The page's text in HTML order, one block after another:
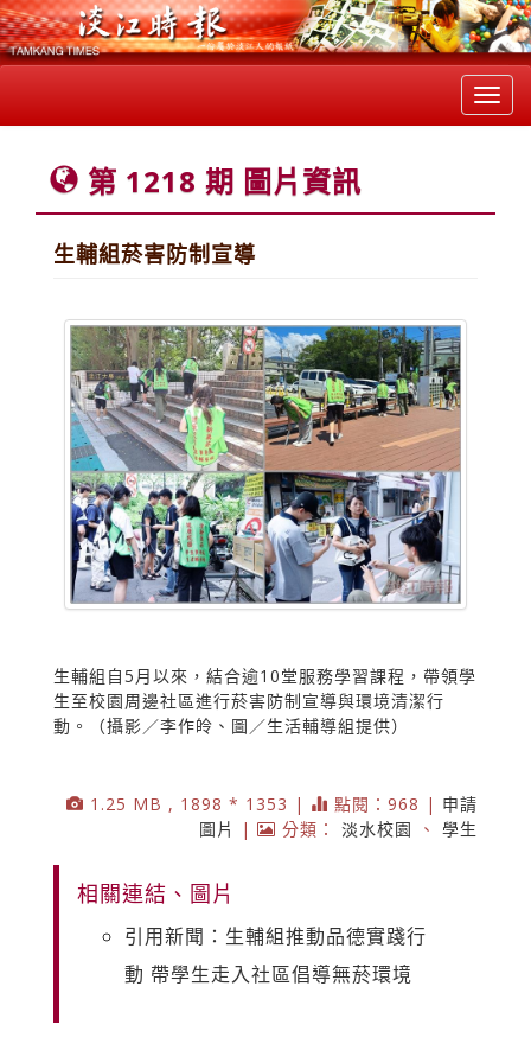
第 1218 期 圖片資訊
生輔組菸害防制宣導
生輔組自5月以來，結合逾10堂服務學習課程，帶領學
生至校園周邊社區進行菸害防制宣導與環境清潔行
動。（攝影／李作皊、圖／生活輔導組提供）
1.25 MB , 1898 * 1353 | 點閱：968 | 申請
圖片
| 分類： 淡水校園 、 學生
相關連結、圖片
引用新聞：生輔組推動品德實踐行
動 帶學生走入社區倡導無菸環境